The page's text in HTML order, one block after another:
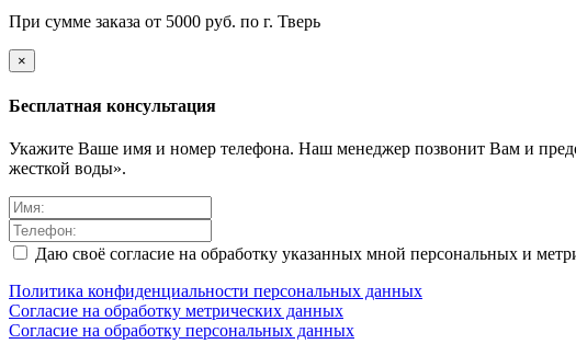
При сумме заказа от 5000 руб. по г. Тверь
×
Бесплатная консультация
Укажите Ваше имя и номер телефона. Наш менеджер позвонит Вам и
жесткой воды».
Даю своё согласие на обработку указанных мной персональных и
Политика конфиденциальности персональных данных
Согласие на обработку метрических данных
Согласие на обработку персональных данных